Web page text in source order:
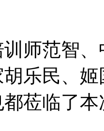
师范智
乐民、
莅临了